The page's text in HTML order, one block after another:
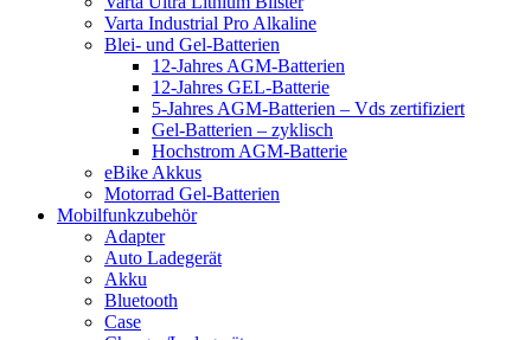
Varta Industrial Pro Alkaline
Blei- und Gel-Batterien
12-Jahres AGM-Batterien
12-Jahres GEL-Batterie
5-Jahres AGM-Batterien – Vds zertifiziert
Gel-Batterien – zyklisch
Hochstrom AGM-Batterie
eBike Akkus
Motorrad Gel-Batterien
Mobilfunkzubehör
Adapter
Auto Ladegerät
Akku
Bluetooth
Case